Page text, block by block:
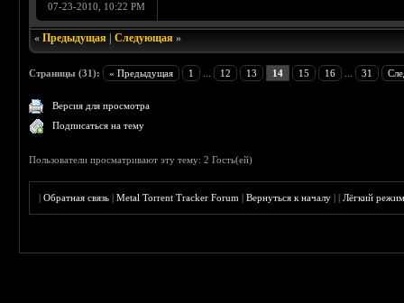
07-23-2010, 10:22 PM
«Предыдущая |Следующая »
Страницы (31): « Предыдущая 1 12 13 14 15 16 31
Версия для просмотра
Подписаться на тему
Пользователи просматривают эту тему: 2 Гость(ей)
|Обратная связь |Metal Torrent Tracker Forum |Вернуться к началу ||Лёгкий